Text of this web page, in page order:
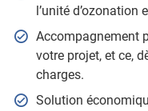
l’unité d’ozonation
Accompagnement
votre projet, et ce,
charges.
Solution